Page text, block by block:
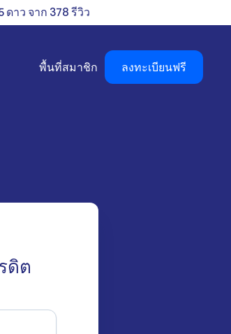
ดาว จาก 378 รีวิว
พื้นที่สมาชิก ลงทะเบียนฟรี
ดิต